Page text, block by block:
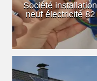
Société installation
neuf électricité 82